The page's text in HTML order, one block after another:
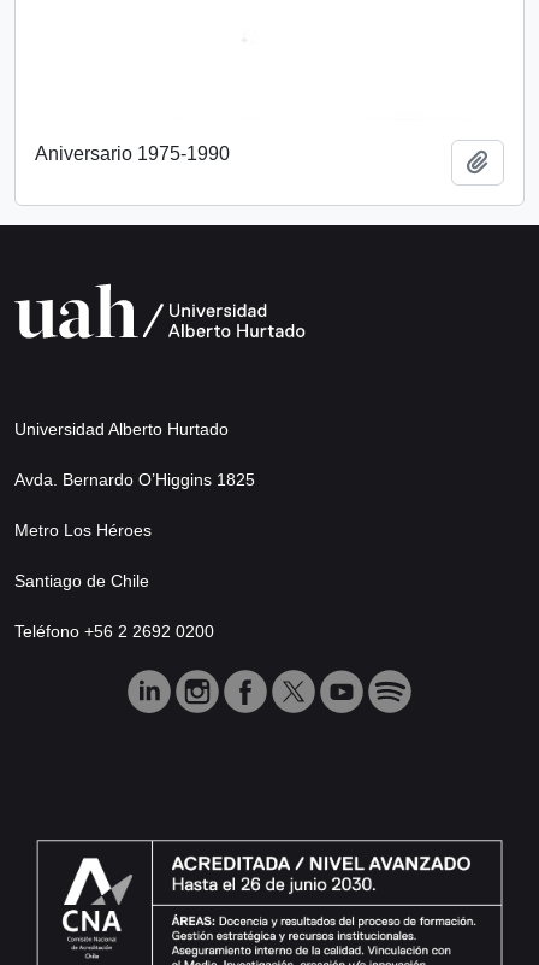
Aniversario 1975-1990
Universidad Alberto Hurtado
Avda. Bernardo O’Higgins 1825
Metro Los Héroes
Santiago de Chile
Teléfono +56 2 2692 0200